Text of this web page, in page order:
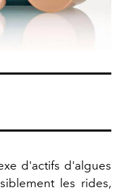
d'actifs d'algues
les rides,